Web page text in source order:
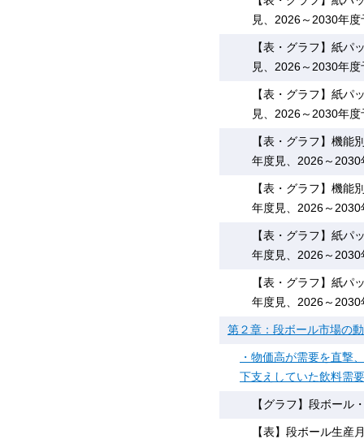
見、2026～2030年度
【表・グラフ】紙
見、2026～2030年度
【表・グラフ】紙
見、2026～2030年度
【表・グラフ】機
年度見、2026～2030
【表・グラフ】機
年度見、2026～2030
【表・グラフ】紙
年度見、2026～2030
【表・グラフ】紙
年度見、2026～2030
第２章：段ボール市場の
・物価高が需要を直
下支えしていた飲料需
【グラフ】段ボール
【表】段ボール生産